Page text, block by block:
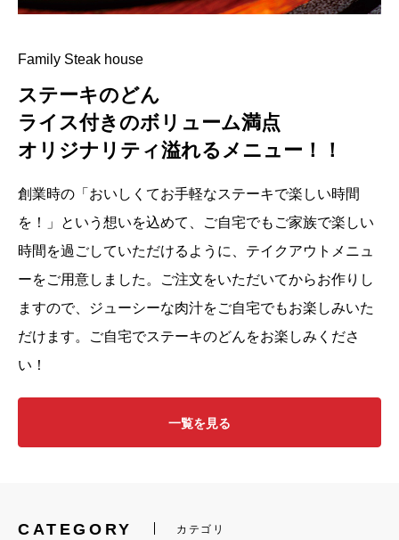
Family Steak house
ステーキのどん
ライス付きのボリューム満点
オリジナリティ溢れるメニュー！！
創業時の「おいしくてお手軽なステーキで楽しい時間
を！」という想いを込めて、
ご自宅でもご家族で楽しい
時間を過ごしていただけるように、 テイクアウトメニュ
ーをご用意しました。
ご注文をいただいてからお作りし
ますので、
ジューシーな肉汁をご自宅でもお楽しみいた
だけます。
ご自宅でステーキのどんをお楽しみくださ
い！
一覧を見る
CATEGORY カテゴリ